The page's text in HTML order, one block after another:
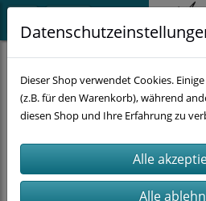
Küche Textilien
Dieser Shop verwendet Cookies.
(z.B. für den Warenkorb), während
diesen Shop und Ihre Erfahrung zu